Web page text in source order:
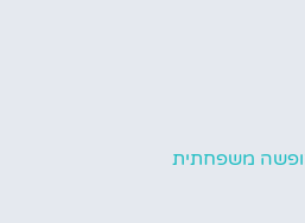
משפחתית